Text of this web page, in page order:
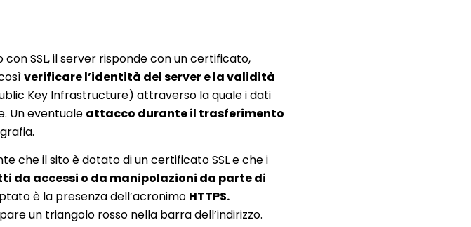
SSL, il server risponde con un certificato,
verificare l’identità del server e la validità
Key Infrastructure) attraverso la quale i dati
Un eventuale attacco durante il trasferimento
che il sito è dotato di un certificato SSL e che i
da accessi o da manipolazioni da parte di
è la presenza dell’acronimo HTTPS.
un triangolo rosso nella barra dell’indirizzo.